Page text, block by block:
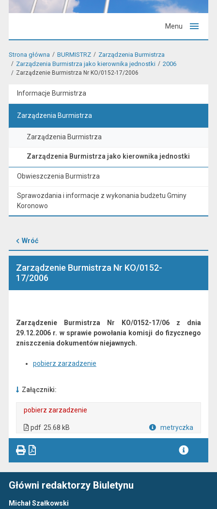
Menu
Strona główna BURMISTRZ
Zarządzenia Burmistrza
Zarządzenia Burmistrza jako kierownika jednostki
2006
Zarządzenie Burmistrza Nr KO/0152-17/2006
Informacje Burmistrza
Zarządzenia Burmistrza
Zarządzenia Burmistrza
Zarządzenia Burmistrza jako kierownika jednostki
Obwieszczenia Burmistrza
Sprawozdania i informacje z wykonania budżetu Gminy
Koronowo
Wróć
Zarządzenie Burmistrza Nr KO/0152-
17/2006
Zarządzenie Burmistrza Nr KO/0152-17/06 z dnia
29.12.2006 r. w sprawie powołania komisji do fizycznego
zniszczenia dokumentów niejawnych.
pobierz zarzadzenie
Załączniki:
pobierz zarzadzenie
pdf 25.68 kB metryczka
Główni redaktorzy Biuletynu
Michał Szałkowski